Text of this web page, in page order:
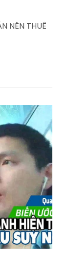
NÊN THUÊ